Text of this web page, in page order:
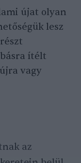
újat olyan
lesz
ítélt
vagy
az